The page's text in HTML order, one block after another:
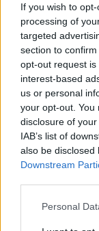
If you wish to
processing of
targeted
section to
opt-out request
interest-based
us or personal
your opt-out. You
disclosure of
IAB’s list of
also be disclosed
Downstream
Personal
PÄIVÄ